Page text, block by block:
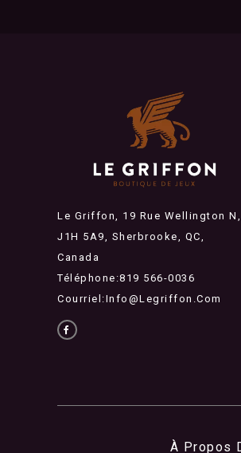
Le Griffon, 19 Rue Wellington N,
J1H 5A9, Sherbrooke, QC,
Canada
Téléphone:819 566-0036
Courriel:Info@legriffon.com
À Propos